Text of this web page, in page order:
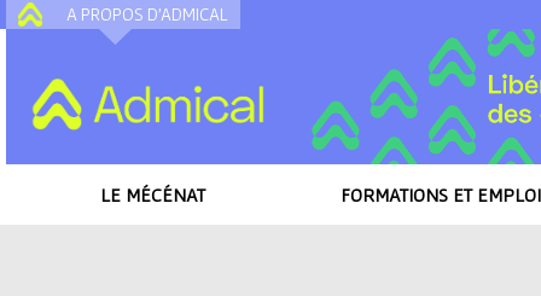
A PROPOS D'ADMICAL
LE MÉCÉNAT FORMATIONS ET